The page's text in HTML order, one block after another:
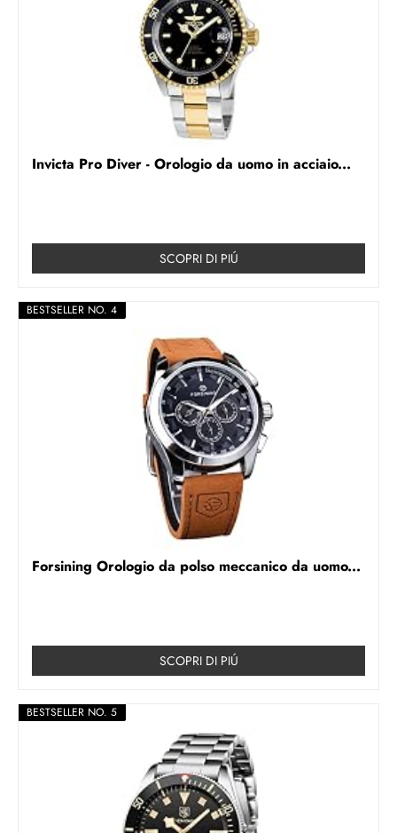
Invicta Pro Diver - Orologio da uomo in acciaio...
SCOPRI DI PIÚ
BESTSELLER NO. 4
Forsining Orologio da polso meccanico da uomo...
SCOPRI DI PIÚ
BESTSELLER NO. 5